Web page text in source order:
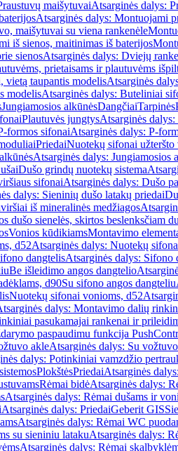
maišytuvaiAtsarginės dalys:
Atsarginės dalys: Montuojami
maišytuvai su viena rankenėle
iš sienos, maitinimas iš baterijos
sienosAtsarginės dalys: Dviejų
prietaisams ir plautuvėms
vietą taupantis modelisAtsarginės
modelisAtsarginės dalys: Buteliniai
Jungiamosios alkūnėsDangčiaiTarpinės
Plautuvės jungtysAtsarginės
formos sifonaiAtsarginės dalys: P-
PriedaiNuotekų sifonai
Atsarginės dalys: Jungiamosios
Dušo grindų nuotekų sistema
sifonaiAtsarginės dalys: Dušo
dalys: Sieninių dušo latakų priedai
iš mineralinės medžiagos
dušo sienelės, skirtos beslenksčiam
Vonios kūdikiamsMontavimo
d52Atsarginės dalys: Nuotekų
dangtelisAtsarginės dalys: Sifono
Be išleidimo angos dangtelio
d90Su sifono angos dangteliu
Nuotekų sifonai vonioms, d52
dalys: Montavimo dalių
pasukamajai rankenai ir
paspaudimu funkcija
akleAtsarginės dalys: Su
dalys: Potinkiniai vamzdžio
PlokštėsPriedaiAtsarginės
Rėmai bidėAtsarginės dalys:
Atsarginės dalys: Rėmai dušams ir
Atsarginės dalys: PriedaiGeberit GIS
Atsarginės dalys: Rėmai WC
su sieniniu latakuAtsarginės dalys:
Atsarginės dalys: Rėmai